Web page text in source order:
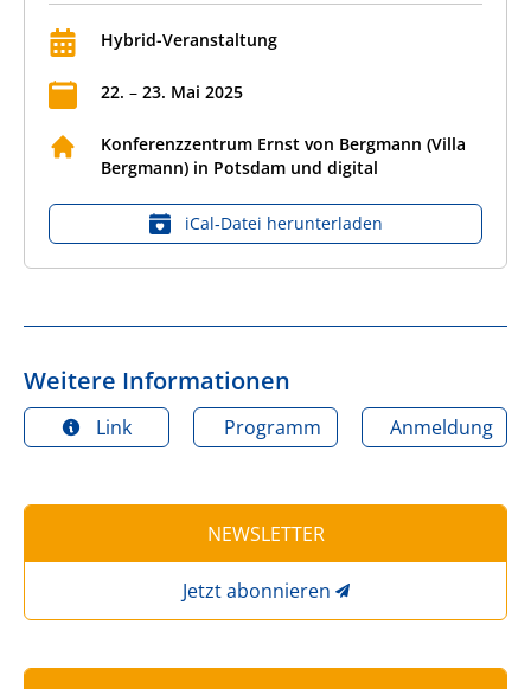
Hybrid-Veranstaltung
22. – 23. Mai 2025
Konferenzzentrum Ernst von Bergmann (Villa
Bergmann) in Potsdam und digital
iCal‑Datei herunterladen
Weitere Informationen
Link Programm Anmeldung
NEWSLETTER
Jetzt abonnieren